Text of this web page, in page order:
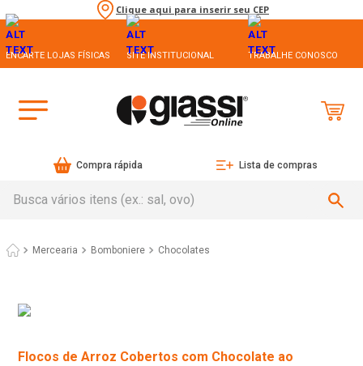
Clique aqui para inserir seu CEP
ENCARTE LOJAS FÍSICAS SITE INSTITUCIONAL TRABALHE CONOSCO
Compra rápida Lista de compras
Mercearia Bomboniere Chocolates
Flocos de Arroz Cobertos com Chocolate ao